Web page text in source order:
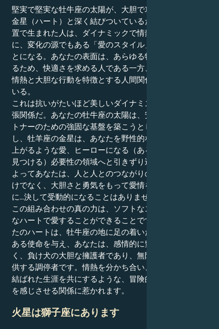
堅実で堅実な牡牛座の太陽が、大胆で攻撃的な牡羊座の
金星（ハート）と深く結びついているため、この惑星配
置で生まれた人は、ダイナミックで情熱的であると同時
に、変化の源でもある「愛のスタイル」を持っているこ
とになる。あなたの表面は、あらゆる物事に安定を求め
るため、快適さを求める人である一方、あなたは激しい
情熱と大胆な行動を特徴とする人間関係の世界を生きて
いる。
これは抗いがたいほど美しいダイナミズムを生み出す緊
張関係だ。あなたの牡牛座の太陽は、安全な存在とパー
トナーのための強固な基盤を築こうとしている。しか
し、牡羊座の金星は、あなたを野性的なつながり、湧き
上がるような愛、ヒーローになる（あるいはヒーローを
見つける）必要性の領域へと引きずり込みます。これに
よってあなたは、人と人とのつながりの官能的な深さだ
けでなく、大胆さと勇気をもって愛情を表現し、保護的
に...決して受動的になることはありません。
この組み合わせの真の力は、ソフトなストロークと冷酷
なハートで愛することができることです。牡羊座のあな
たのハートは、牡牛座の地に足の着いた性格に説得力の
ある使命を与え、あなたは、感情的に窒息することな
く、負け犬の大胆な擁護者であり、無限のサポートを提
供する調停者です。情熱を分かち合い、鉄壁の忠誠心で
結ばれた生涯を共にするような、冒険的で、大胆不敵さ
を感じさせる関係に惹かれます。
火星は獅子座にあります